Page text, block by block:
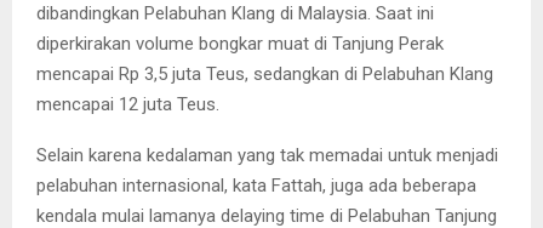
dibandingkan Pelabuhan Klang di Malaysia. Saat ini
diperkirakan volume bongkar muat di Tanjung Perak
mencapai Rp 3,5 juta Teus, sedangkan di Pelabuhan Klang
mencapai 12 juta Teus.
Selain karena kedalaman yang tak memadai untuk menjadi
pelabuhan internasional, kata Fattah, juga ada beberapa
kendala mulai lamanya delaying time di Pelabuhan Tanjung